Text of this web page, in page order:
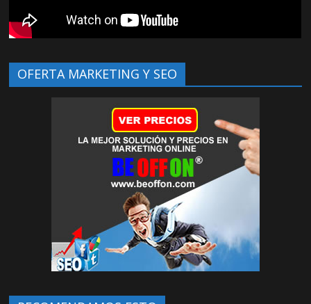
OFERTA MARKETING Y SEO